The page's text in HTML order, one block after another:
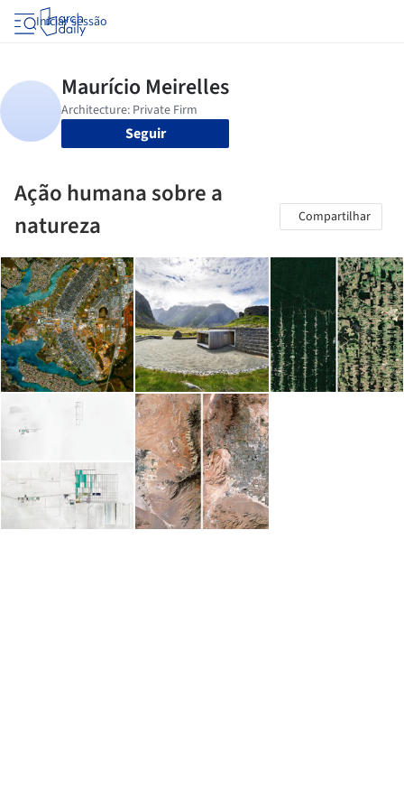
Iniciar sessão
Seguir
Ação humana sobre a
natureza
Compartilhar